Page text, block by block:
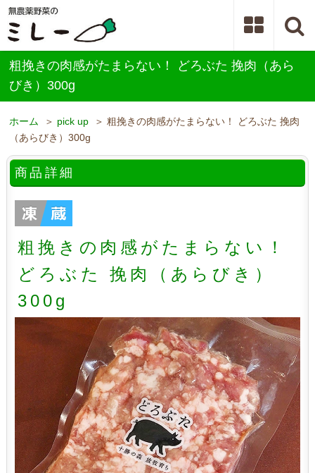
粗挽きの肉感がたまらない！ どろぶた 挽肉（あら
びき）300g
ホーム ＞ pick up ＞ 粗挽きの肉感がたまらない！ どろぶた 挽肉
（あらびき）300g
商品詳細
粗挽きの肉感がたまらない！
どろぶた 挽肉（あらびき）
300g